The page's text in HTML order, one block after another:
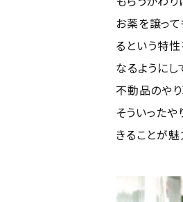
お薬を譲っ
るという特
なるようにし
不動品のや
そういった
きることが